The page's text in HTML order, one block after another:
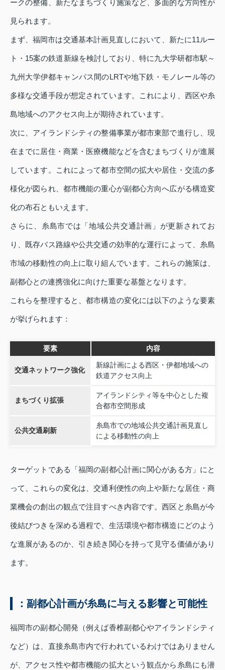
ークの整備、新たなまちづくり施策など、多面的な方向性が
見られます。
まず、福岡市は交通基本計画見直しにおいて、新たに11ルー
ト・15案の鉄道新線を検討しており、特に九大学研都市駅～
九州大学伊都キャンパス間のLRTや地下鉄・モノレール等の
多様な交通手段が想定されています。これにより、西区や糸
島地域へのアクセス向上が期待されています。
次に、アイランドシティの整備事業が都市東部で進行し、現
在までに居住・商業・医療機能などを含むまちづくりが進展
しています。これによって都市空間の拡大や居住・交流の多
様化が図られ、都市機能の重心が副都心方向へ広がる構造変
化の布石ともいえます。
さらに、糸島市では「地域公共交通計画」が更新されてお
り、既存バス路線や公共交通の効率的な運行によって、糸島
市域の移動性の向上に取り組んでいます。これらの施策は、
副都心との連携強化に向けた重要な基盤となります。
これらを整理すると、都市構造の変化には以下のような要素
が挙げられます：
要素 内容
交通ネットワーク強化
新線計画による西区・伊都地域への
鉄道アクセス向上
まちづくり拡張
アイランドシティ等を中心とした複
合都市空間形成
公共交通刷新
糸島市での地域公共交通計画見直し
による移動性の向上
ターゲットである「福岡の副都心計画に関心がある方」にと
って、これらの変化は、交通利便性の向上や新たな居住・商
業機会の創出の観点で注目すべき内容です。西区と糸島が今
後結びつきを深める過程で、生活環境や都市構造にどのよう
な進展があるのか、引き続き関心を持って見守る価値があり
ます。
：副都心計画が糸島に与える影響と可能性
福岡市の副都心開発（例えば香椎副都心やアイランドシティ
など）は、直接糸島市内で行われているわけではありません
が、アクセス性や都市機能の拡大という観点から糸島にも潜